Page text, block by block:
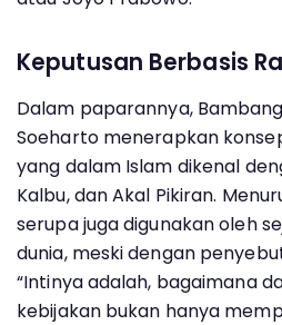
Keputusan Berbasis
Dalam paparannya,
Soeharto menerapkan
yang dalam Islam dikenal
Kalbu, dan Akal Pikiran.
serupa juga digunakan oleh
dunia, meski dengan
“Intinya adalah, bagaimana
kebijakan bukan hanya